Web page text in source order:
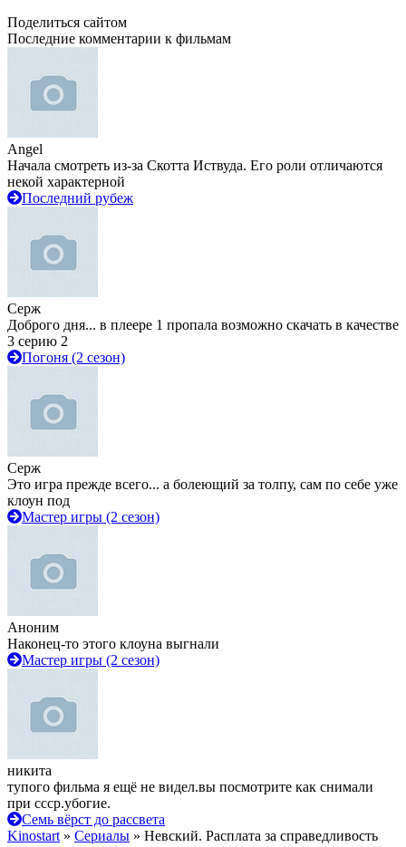
Поделиться сайтом
Последние комментарии к фильмам
Angel
Начала смотреть из-за Скотта Иствуда. Его роли отличаются
некой характерной
Последний рубеж
Серж
Доброго дня... в плеере 1 пропала возможно скачать в качестве
3 серию 2
Погоня (2 сезон)
Серж
Это игра прежде всего... а болеющий за толпу, сам по себе уже
клоун под
Мастер игры (2 сезон)
Аноним
Наконец-то этого клоуна выгнали
Мастер игры (2 сезон)
никита
тупого фильма я ещё не видел.вы посмотрите как снимали
при ссср.убогие.
Семь вёрст до рассвета
Kinostart » Сериалы » Невский. Расплата за справедливость